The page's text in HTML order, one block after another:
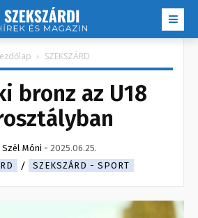
SZEKSZÁRD
bronz az U18
Szél Móni - 2025.06.25.
SZEKSZÁRD - SPORT